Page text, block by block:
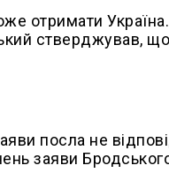
отримати
стверджував,
посла не
заяви